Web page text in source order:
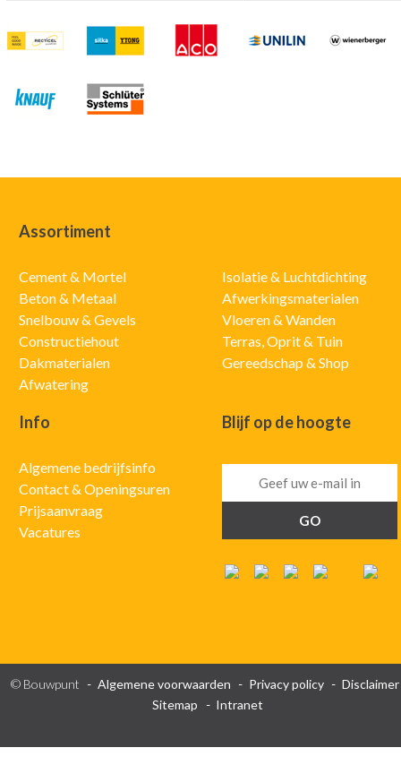
Assortiment
Cement & Mortel
Beton & Metaal
Snelbouw & Gevels
Constructiehout
Dakmaterialen
Afwatering
Isolatie & Luchtdichting
Afwerkingsmaterialen
Vloeren & Wanden
Terras, Oprit & Tuin
Gereedschap & Shop
Info
Algemene bedrijfsinfo
Contact & Openingsuren
Prijsaanvraag
Vacatures
Blijf op de hoogte
© Bouwpunt Algemene voorwaarden Privacy policy
Disclaimer
Sitemap
Intranet